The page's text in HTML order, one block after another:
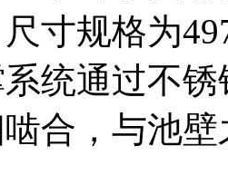
寸规格为
统通过不
合，与池